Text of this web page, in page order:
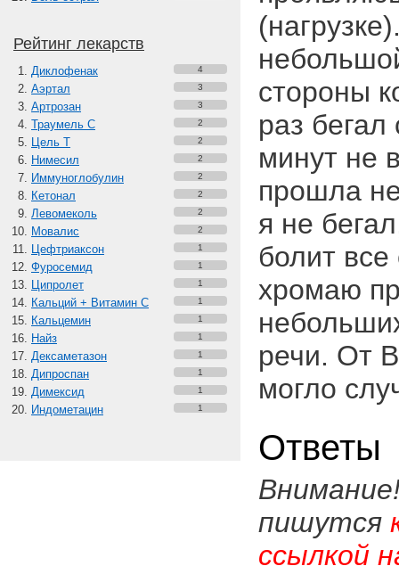
Рейтинг лекарств
Диклофенак 4
Аэртал 3
Артрозан 3
Траумель С 2
Цель Т 2
Нимесил 2
Иммуноглобулин 2
Кетонал 2
Левомеколь 2
Мовалис 2
Цефтриаксон 1
Фуросемид 1
Ципролет 1
Кальций + Витамин C 1
Кальцемин 1
Найз 1
Дексаметазон 1
Дипроспан 1
Димексид 1
Индометацин 1
стороны
раз
минут не
прошла
я не
болит
хромаю
речи. От
могло
Ответы
пишутся
ссылкой